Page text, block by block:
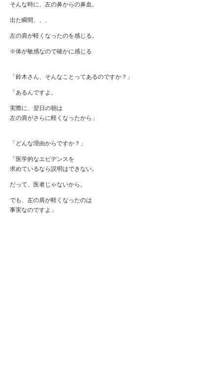
そんな時に、左の鼻からの鼻血。
出た瞬間、、、
左の肩が軽くなったのを感じる。
※体が敏感なので確かに感じる
「鈴木さん、そんなことってあるのですか？」
「あるんですよ。
実際に、翌日の朝は
左の肩がさらに軽くなったから」
「どんな理由からですか？」
「医学的なエビデンスを
求めているなら説明はできない。
だって、医者じゃないから。
でも、左の肩が軽くなったのは
事実なのですよ」